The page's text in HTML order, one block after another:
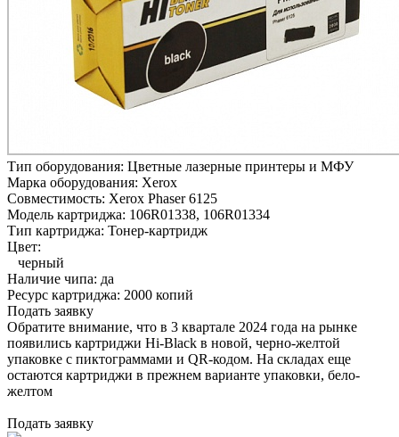
Тип оборудования: Цветные лазерные принтеры и МФУ
Марка оборудования: Xerox
Совместимость: Xerox Phaser 6125
Модель картриджа: 106R01338, 106R01334
Тип картриджа: Тонер-картридж
Цвет:
черный
Наличие чипа: да
Ресурс картриджа: 2000 копий
Подать заявку
Обратите внимание, что в 3 квартале 2024 года на рынке
появились картриджи Hi-Black в новой, черно-желтой
упаковке с пиктограммами и QR-кодом. На складах еще
остаются картриджи в прежнем варианте упаковки, бело-
желтом
Подать заявку